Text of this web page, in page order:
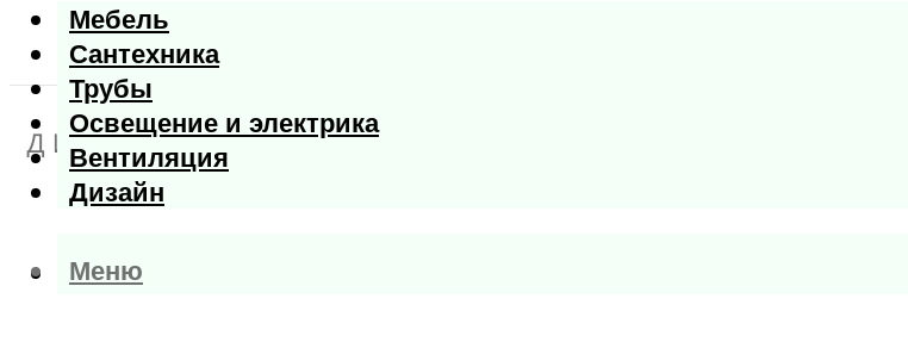
Мебель
Сантехника
Трубы
Освещение и электрика
Вентиляция
Дизайн
Меню
Меню